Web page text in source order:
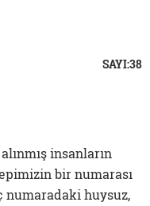
SAYI:38
insanların
bir numarası
numaradaki huysuz,